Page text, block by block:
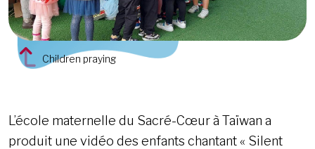
Children praying
L’école maternelle du Sacré-Cœur à Taïwan a
produit une vidéo des enfants chantant « Silent